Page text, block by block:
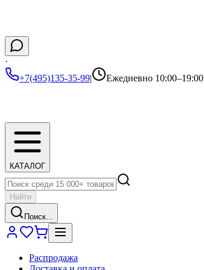
·
+7(495)135-35-99| Ежедневно 10:00–19:00
КАТАЛОГ
Найти
Поиск...
Распродажа